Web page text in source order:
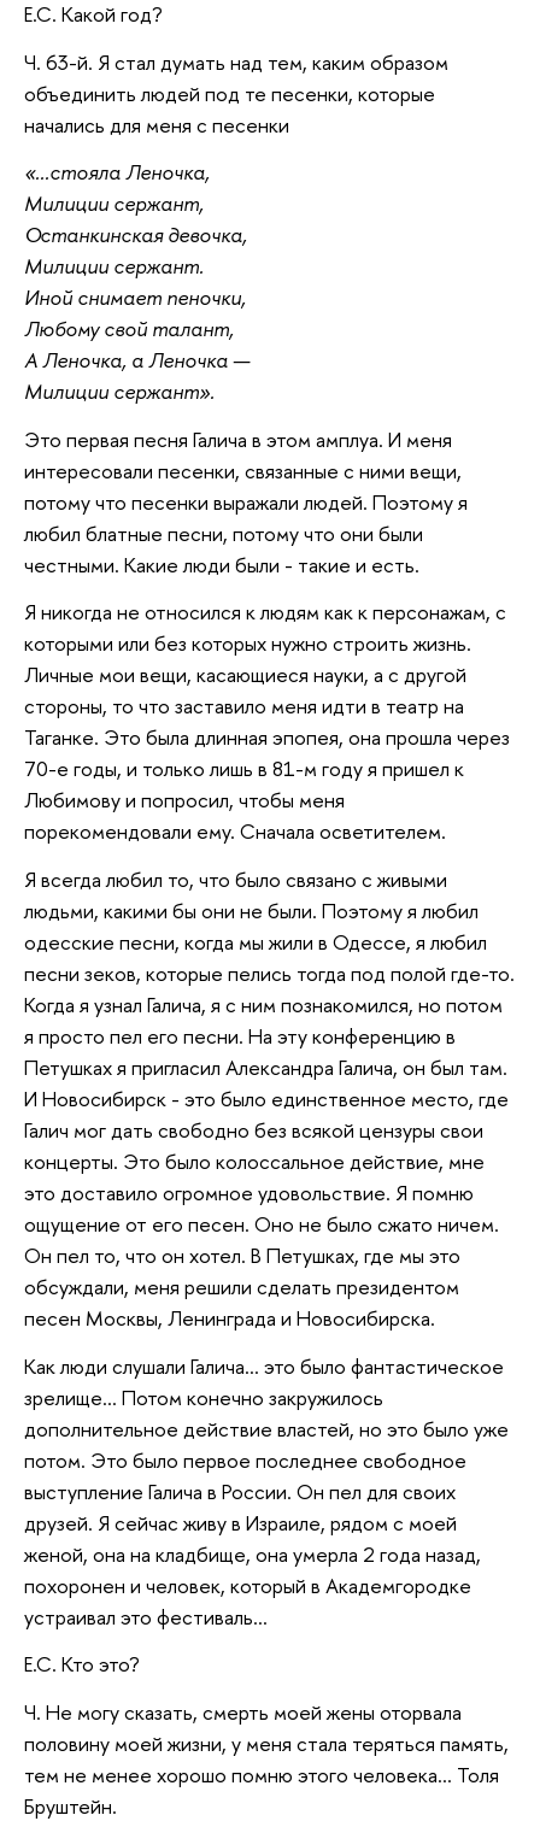
Е.С. Какой год?
Ч. 63-й. Я стал думать над тем, каким образом
объединить людей под те песенки, которые
начались для меня с песенки
«...стояла Леночка,
Милиции сержант,
Останкинская девочка,
Милиции сержант.
Иной снимает пеночки,
Любому свой талант,
А Леночка, а Леночка —
Милиции сержант».
Это первая песня Галича в этом амплуа. И меня
интересовали песенки, связанные с ними вещи,
потому что песенки выражали людей. Поэтому я
любил блатные песни, потому что они были
честными. Какие люди были - такие и есть.
Я никогда не относился к людям как к персонажам, с
которыми или без которых нужно строить жизнь.
Личные мои вещи, касающиеся науки, а с другой
стороны, то что заставило меня идти в театр на
Таганке. Это была длинная эпопея, она прошла через
70-е годы, и только лишь в 81-м году я пришел к
Любимову и попросил, чтобы меня
порекомендовали ему. Сначала осветителем.
Я всегда любил то, что было связано с живыми
людьми, какими бы они не были. Поэтому я любил
одесские песни, когда мы жили в Одессе, я любил
песни зеков, которые пелись тогда под полой где-то.
Когда я узнал Галича, я с ним познакомился, но потом
я просто пел его песни. На эту конференцию в
Петушках я пригласил Александра Галича, он был там.
И Новосибирск - это было единственное место, где
Галич мог дать свободно без всякой цензуры свои
концерты. Это было колоссальное действие, мне
это доставило огромное удовольствие. Я помню
ощущение от его песен. Оно не было сжато ничем.
Он пел то, что он хотел. В Петушках, где мы это
обсуждали, меня решили сделать президентом
песен Москвы, Ленинграда и Новосибирска.
Как люди слушали Галича… это было фантастическое
зрелище… Потом конечно закружилось
дополнительное действие властей, но это было уже
потом. Это было первое последнее свободное
выступление Галича в России. Он пел для своих
друзей. Я сейчас живу в Израиле, рядом с моей
женой, она на кладбище, она умерла 2 года назад,
похоронен и человек, который в Академгородке
устраивал это фестиваль…
Е.С. Кто это?
Ч. Не могу сказать, смерть моей жены оторвала
половину моей жизни, у меня стала теряться память,
тем не менее хорошо помню этого человека… Толя
Бруштейн.